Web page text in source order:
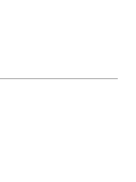
니다.
음식들로 배를
뿌듯하였다.
아 흥미와
조곤 하시며 친절하신
생님들의 만남으로
것일까? 의문이